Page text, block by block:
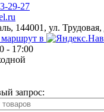
29-27
144001, ул. Трудовая,
в
- 17:00
запрос: